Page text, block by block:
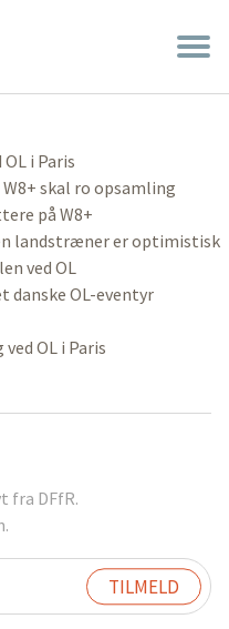
i Paris
skal ro opsamling
på W8+
landstræner er optimistisk
ved OL
danske OL-eventyr
OL i Paris
fra DFfR.